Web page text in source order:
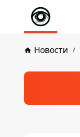
Новости